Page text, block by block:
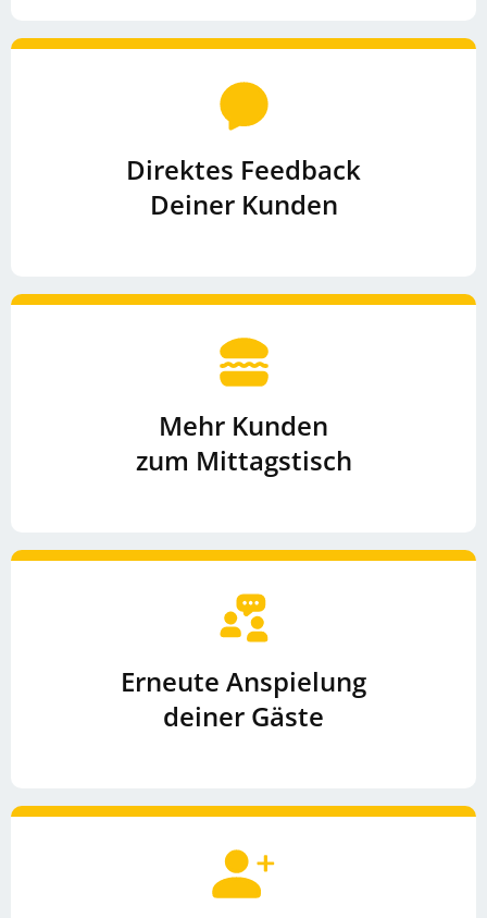
Direktes Feedback
Deiner Kunden
Mehr Kunden
zum Mittagstisch
Erneute Anspielung
deiner Gäste